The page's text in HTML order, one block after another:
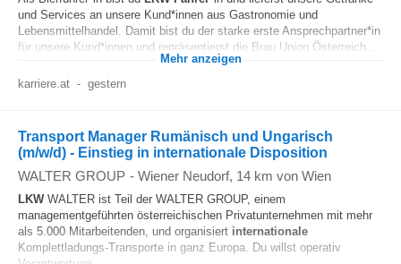
und Services an unsere Kund*innen aus Gastronomie und
Lebensmittelhandel. Damit bist du der starke erste Ansprechpartner*in
für unsere Kund*innen und repräsentierst die Brau Union Österreich...
Mehr anzeigen
karriere.at - gestern
Transport Manager Rumänisch und Ungarisch
(m/w/d) - Einstieg in internationale Disposition
WALTER GROUP - Wiener Neudorf, 14 km von Wien
LKWWALTER ist Teil der WALTER GROUP, einem
managementgeführten österreichischen Privatunternehmen mit mehr
als 5.000 Mitarbeitenden, und organisiert internationale
Komplettladungs-Transporte in ganz Europa. Du willst operativ